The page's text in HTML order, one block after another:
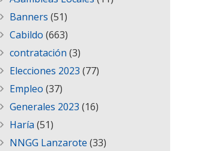
Banners (51)
Cabildo (663)
contratación (3)
Elecciones 2023 (77)
Empleo (37)
Generales 2023 (16)
Haría (51)
NNGG Lanzarote (33)